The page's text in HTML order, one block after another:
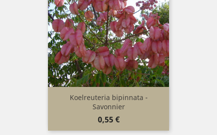
Koelreuteria bipinnata -
Savonnier
Prix
0,55 €